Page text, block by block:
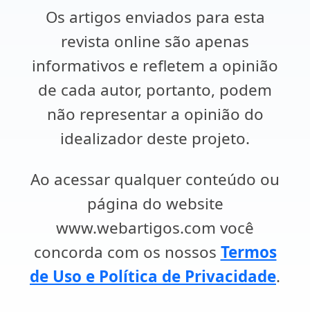
Os artigos enviados para esta
revista online são apenas
informativos e refletem a opinião
de cada autor, portanto, podem
não representar a opinião do
idealizador deste projeto.
Ao acessar qualquer conteúdo ou
página do website
www.webartigos.com você
concorda com os nossos Termos
de Uso e Política de Privacidade.